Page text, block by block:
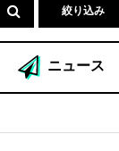
絞り込み
ニュース